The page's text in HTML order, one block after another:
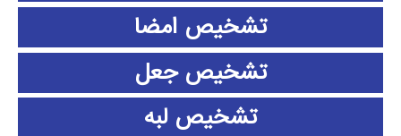
تشخیص امضا
تشخیص جعل
تشخیص لبه